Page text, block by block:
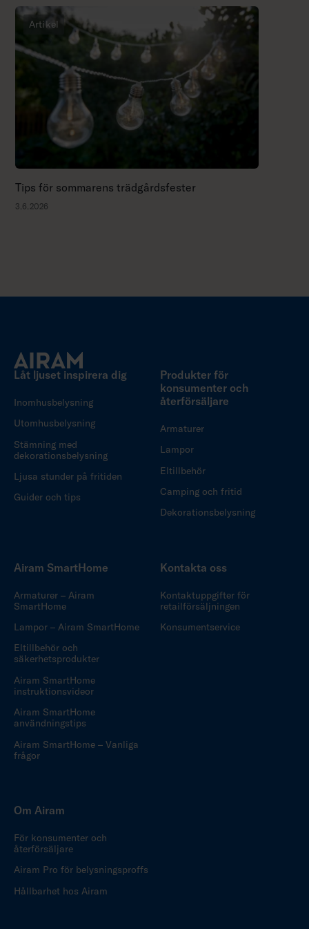
Artikel
Tips för sommarens trädgårdsfester
3.6.2026
Låt ljuset inspirera dig
Inomhusbelysning
Utomhusbelysning
Stämning med
dekorationsbelysning
Ljusa stunder på fritiden
Guider och tips
Produkter för
konsumenter och
återförsäljare
Armaturer
Lampor
Eltillbehör
Camping och fritid
Dekorationsbelysning
Airam SmartHome
Armaturer – Airam
SmartHome
Lampor – Airam SmartHome
Eltillbehör och
säkerhetsprodukter
Airam SmartHome
instruktionsvideor
Airam SmartHome
användningstips
Airam SmartHome – Vanliga
frågor
Kontakta oss
Kontaktuppgifter för
retailförsäljningen
Konsumentservice
Om Airam
För konsumenter och
återförsäljare
Airam Pro för belysningsproffs
Hållbarhet hos Airam